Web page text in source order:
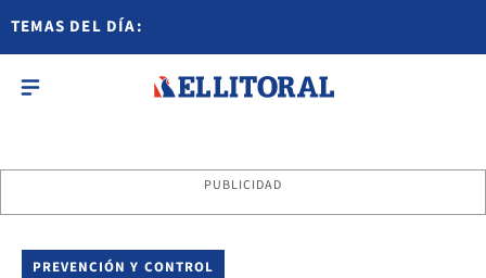
TEMAS DEL DÍA:
PUBLICIDAD
PREVENCIÓN Y CONTROL